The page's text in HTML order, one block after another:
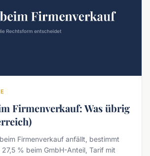
Firmenverkauf: Was übrig
Firmenverkauf anfällt, bestimmt
% beim GmbH-Anteil, Tarif mit